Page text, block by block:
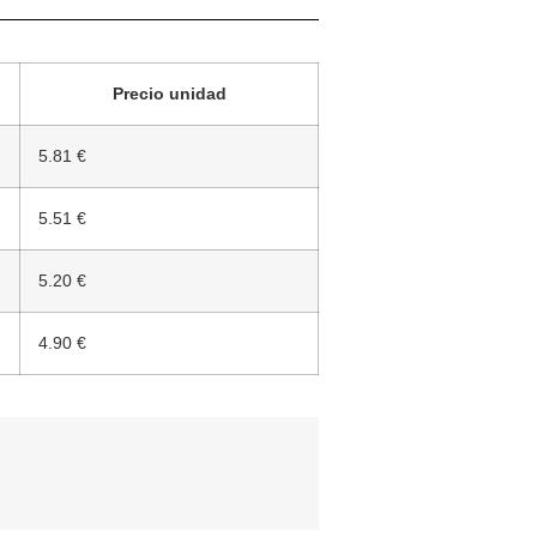
Precio unidad
5.81 €
5.51 €
5.20 €
4.90 €